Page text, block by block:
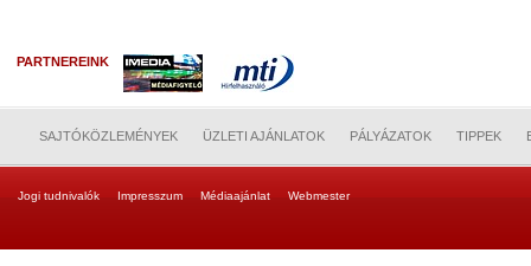
PARTNEREINK
SAJTÓKÖZLEMÉNYEK ÜZLETI AJÁNLATOK PÁLYÁZATOK TIPPEK
Jogi tudnivalók Impresszum Médiaajánlat Webmester